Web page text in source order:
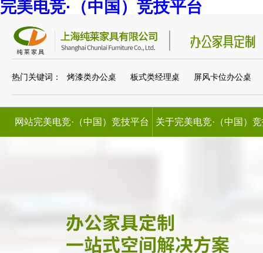
完美电竞·（中国）竞技平台
热门关键词： 烤漆类办公桌 板式类经理桌 屏风卡位办公桌
网站完美电竞·（中国）竞技平台 关于完美电竞·（中国）